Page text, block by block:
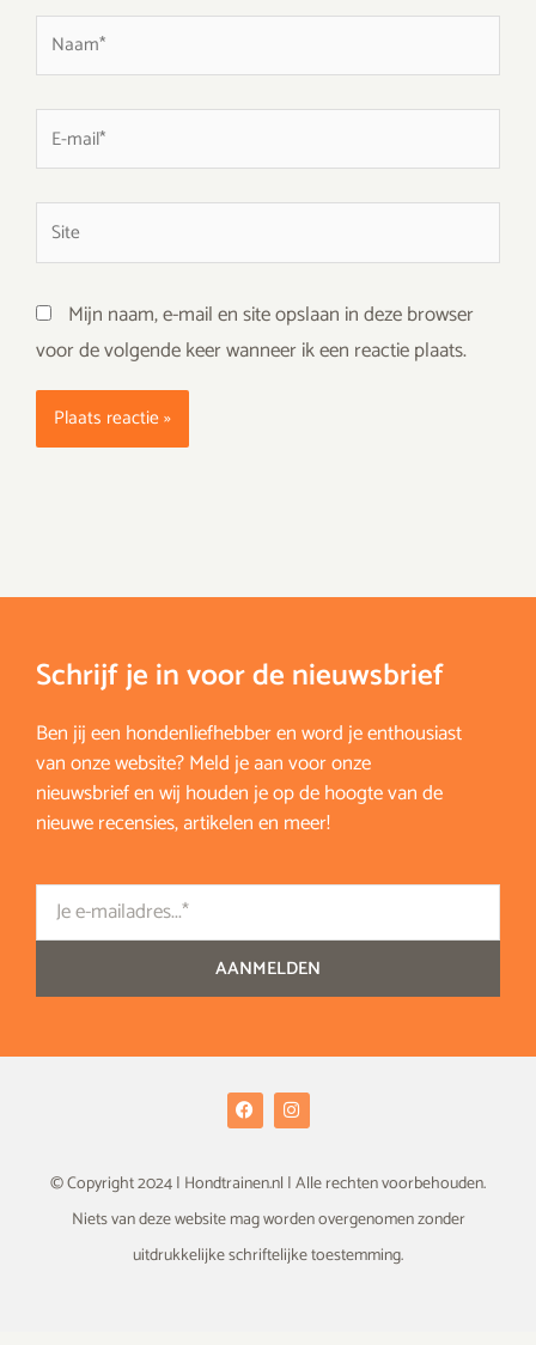
Naam*
mail*
Site
Mijn naam, e-mail en site opslaan in deze browser
voor de volgende keer wanneer ik een reactie plaats.
Schrijf je in voor de nieuwsbrief
Ben jij een hondenliefhebber en word je enthousiast
van onze website? Meld je aan voor onze
nieuwsbrief en wij houden je op de hoogte van de
nieuwe recensies, artikelen en meer!
Email
AANMELDEN
F
a
c
o
k
I
n
s
a
g
a
m
© Copyright 2024 | Hondtrainen.nl | Alle rechten voorbehouden.
Niets van deze website mag worden overgenomen zonder
uitdrukkelijke schriftelijke toestemming.